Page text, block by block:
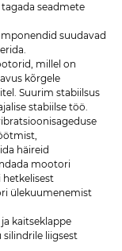
seadmete
suudavad
millel on
kõrgele
Suurim stabiilsus
stabiilse töö.
häireid
mootori
ülekuumenemist
kaitseklappe
silindrile liigsest